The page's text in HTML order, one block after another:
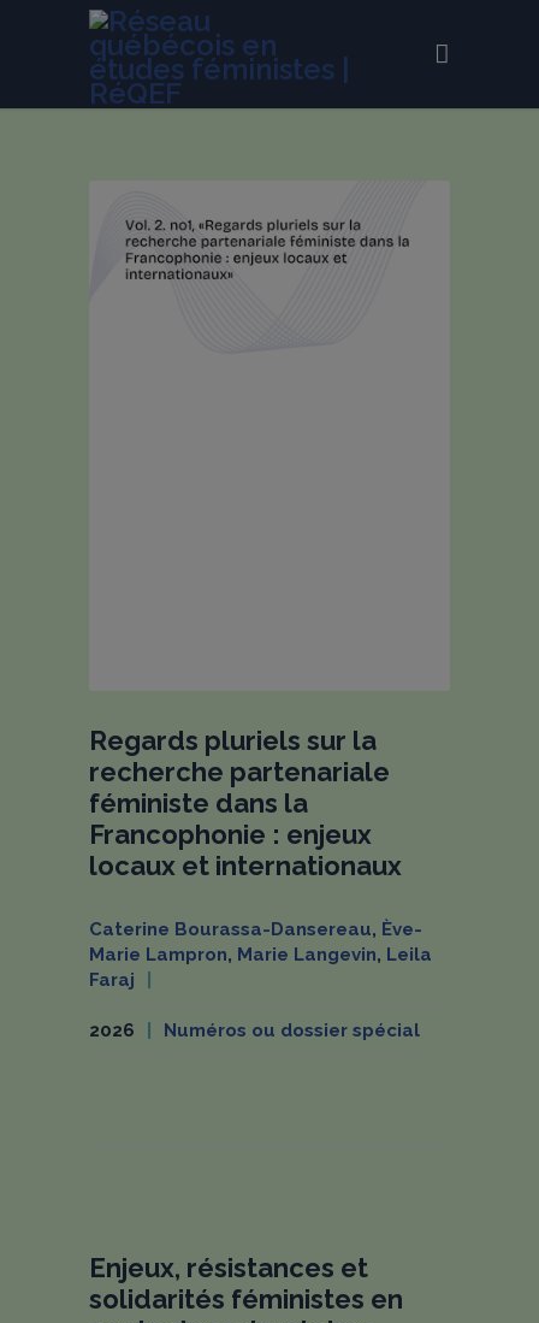
Regards pluriels sur la
recherche partenariale
féministe dans la
Francophonie : enjeux
locaux et internationaux
Caterine Bourassa-Dansereau, Ève-
Marie Lampron, Marie Langevin, Leila
Faraj
2026 Numéros ou dossier spécial
Enjeux, résistances et
solidarités féministes en